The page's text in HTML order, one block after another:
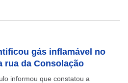
gás inflamável no
rua da Consolação
informou que constatou a